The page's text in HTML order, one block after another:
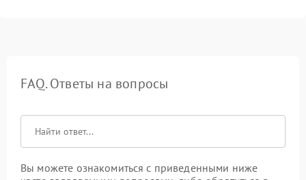
FAQ. Ответы на вопросы
Вы можете ознакомиться с приведенными ниже